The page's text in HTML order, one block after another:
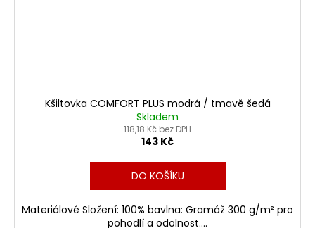
Kšiltovka COMFORT PLUS modrá / tmavě šedá
Skladem
118,18 Kč bez DPH
143 Kč
DO KOŠÍKU
Materiálové Složení: 100% bavlna: Gramáž 300 g/m² pro
pohodlí a odolnost....